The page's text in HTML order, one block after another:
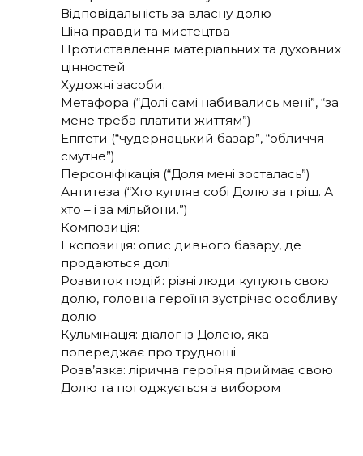
Відповідальність за власну долю
Ціна правди та мистецтва
Протиставлення матеріальних та духовних
цінностей
Художні засоби:
Метафора (“Долі самі набивались мені”, “за
мене треба платити життям”)
Епітети (“чудернацький базар”, “обличчя
смутне”)
Персоніфікація (“Доля мені зосталась”)
Антитеза (“Хто купляв собі Долю за гріш. А
хто – і за мільйони.”)
Композиція:
Експозиція: опис дивного базару, де
продаються долі
Розвиток подій: різні люди купують свою
долю, головна героїня зустрічає особливу
долю
Кульмінація: діалог із Долею, яка
попереджає про труднощі
Розв’язка: лірична героїня приймає свою
Долю та погоджується з вибором